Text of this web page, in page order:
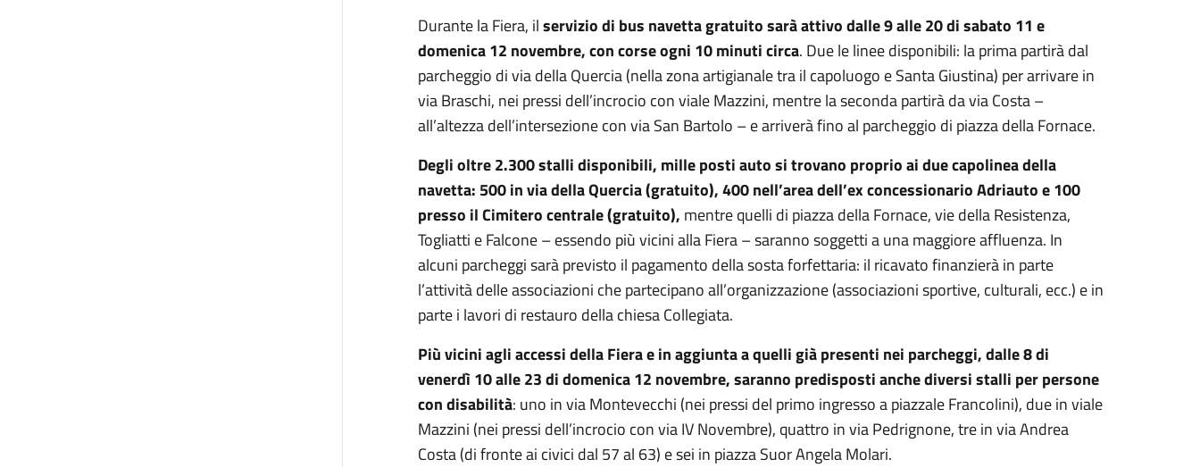
Durante la Fiera, ilservizio di bus navetta gratuito sarà attivo dalle 9 alle 20 di sabato 11 e
domenica 12 novembre, con corse ogni 10 minuti circa. Due le linee disponibili: la prima partirà dal
parcheggio di via della Quercia (nella zona artigianale tra il capoluogo e Santa Giustina) per arrivare in
via Braschi, nei pressi dell’incrocio con viale Mazzini, mentre la seconda partirà da via Costa –
all’altezza dell’intersezione con via San Bartolo – e arriverà fino al parcheggio di piazza della Fornace.
Degli oltre 2.300 stalli disponibili, mille posti auto si trovano proprio ai due capolinea della
navetta: 500 in via della Quercia (gratuito), 400 nell’area dell’ex concessionario Adriauto e 100
presso il Cimitero centrale (gratuito), mentre quelli di piazza della Fornace, vie della Resistenza,
Togliatti e Falcone – essendo più vicini alla Fiera – saranno soggetti a una maggiore affluenza. In
alcuni parcheggi sarà previsto il pagamento della sosta forfettaria: il ricavato finanzierà in parte
l’attività delle associazioni che partecipano all’organizzazione (associazioni sportive, culturali, ecc.) e in
parte i lavori di restauro della chiesa Collegiata.
Più vicini agli accessi della Fiera e in aggiunta a quelli già presenti nei parcheggi, dalle 8 di
venerdì 10 alle 23 di domenica 12 novembre, saranno predisposti anche diversi stalli per persone
con disabilità: uno in via Montevecchi (nei pressi del primo ingresso a piazzale Francolini), due in viale
Mazzini (nei pressi dell’incrocio con via IV Novembre), quattro in via Pedrignone, tre in via Andrea
Costa (di fronte ai civici dal 57 al 63) e sei in piazza Suor Angela Molari.